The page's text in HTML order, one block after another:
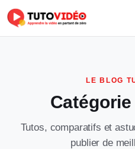
Catégorie